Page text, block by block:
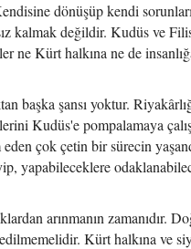
dönüşüp kendi
kalmak değildir. Kudüs ve
ne Kürt halkına ne de
başka şansı yoktur.
Kudüs'e pompalamaya
çok çetin bir sürecin
yapabileceklere
arınmanın zamanıdır.
Kürt halkına ve